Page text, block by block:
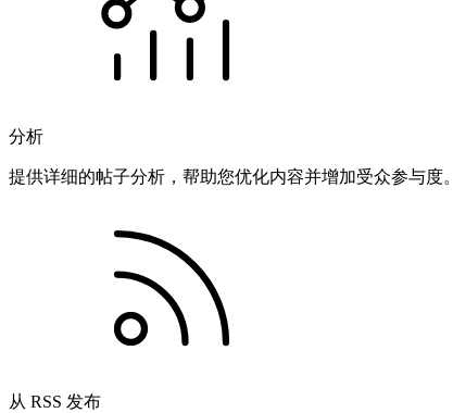
分析
提供详细的帖子分析，帮助您优化内容并增加受众参与度。
从 RSS 发布